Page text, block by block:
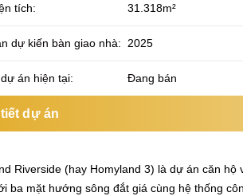
tích: 31.318m²
dự kiến bàn giao nhà: 2025
án hiện tại: Đang bán
dự án
Riverside (hay Homyland 3) là dự án căn
ba mặt hướng sông đắt giá cùng hệ thống